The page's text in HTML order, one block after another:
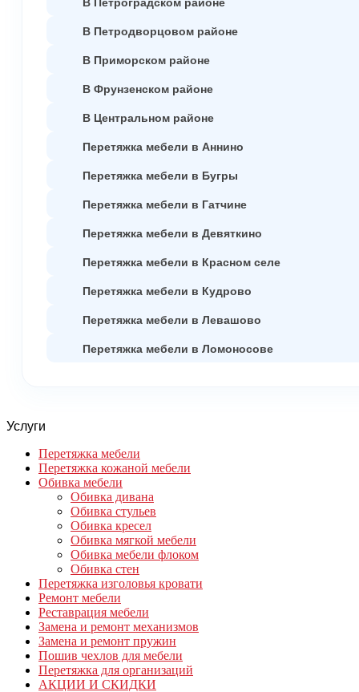
В Петродворцовом районе
В Приморском районе
В Фрунзенском районе
В Центральном районе
Перетяжка мебели в Аннино
Перетяжка мебели в Бугры
Перетяжка мебели в Гатчине
Перетяжка мебели в Девяткино
Перетяжка мебели в Красном селе
Перетяжка мебели в Кудрово
Перетяжка мебели в Левашово
Перетяжка мебели в Ломоносове
Услуги
Перетяжка мебели
Перетяжка кожаной мебели
Обивка мебели
Обивка дивана
Обивка стульев
Обивка кресел
Обивка мягкой мебели
Обивка мебели флоком
Обивка стен
Перетяжка изголовья кровати
Ремонт мебели
Реставрация мебели
Замена и ремонт механизмов
Замена и ремонт пружин
Пошив чехлов для мебели
Перетяжка для организаций
АКЦИИ И СКИДКИ